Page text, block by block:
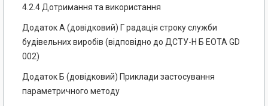
4.2.4 Дотримання та використання
Додаток А (довідковий) Г радація строку служби
будівельних виробів (відповідно до ДСТУ-Н Б ЕОТА GD
002)
Додаток Б (довідковий) Приклади застосування
параметричного методу